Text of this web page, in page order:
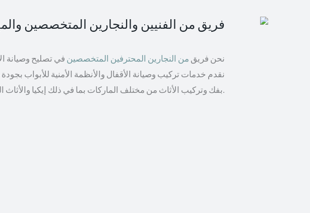
فريق من الفنيين والنجارين المتخصصين
نحن فريق من النجارين المحترفين المتخصصين في تصليح وصيانة
نقدم خدمات تركيب وصيانة الأقفال والأنظمة الأمنية للأبواب